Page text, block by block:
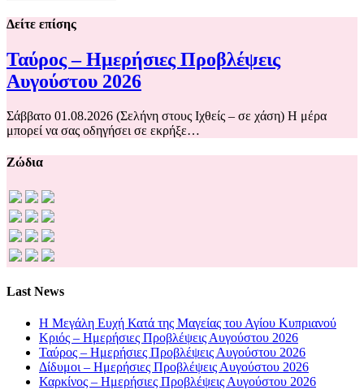
Δείτε επίσης
Ταύρος – Ημερήσιες Προβλέψεις
Αυγούστου 2026
Σάββατο 01.08.2026 (Σελήνη στους Ιχθείς – σε χάση) Η μέρα
μπορεί να σας οδηγήσει σε εκρήξε…
Ζώδια
Last News
Η Μεγάλη Ευχή Κατά της Μαγείας του Αγίου Κυπριανού
Κριός – Ημερήσιες Προβλέψεις Αυγούστου 2026
Ταύρος – Ημερήσιες Προβλέψεις Αυγούστου 2026
Δίδυμοι – Ημερήσιες Προβλέψεις Αυγούστου 2026
Καρκίνος – Ημερήσιες Προβλέψεις Αυγούστου 2026